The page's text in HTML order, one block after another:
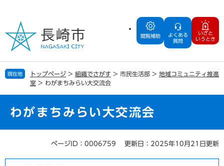
の
で
す
ー
ば
し
閲覧補助
よくある
質問
いざと
いうとき
現在地 トップページ > 組織でさがす > 市民生活部 > 地域コミュニティ推進
室 > わがまちみらい大交流会
わがまちみらい大交流会
ページID：0006759 更新日：2025年10月21日更新